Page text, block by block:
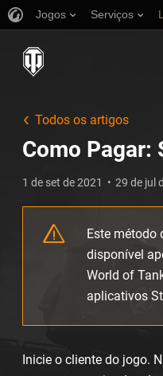
Jogos Serviços
Todos os artigos
Como Pagar:
1 de set de 2021 29 de jul
Este método
disponível
World of
aplicativos
Inicie o cliente do jogo.